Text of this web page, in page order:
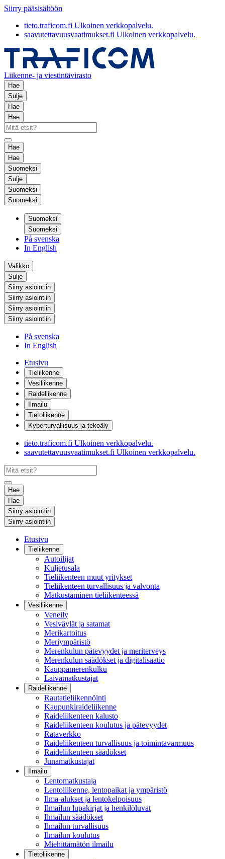
Siirry pääsisältöön
tieto.traficom.fi Ulkoinen verkkopalvelu.
saavutettavuusvaatimukset.fi Ulkoinen verkkopalvelu.
Liikenne- ja viestintävirasto
Hae
Sulje
Hae
Hae
Hae
Hae
Suomeksi
Sulje
Suomeksi
Suomeksi
Suomeksi
Suomeksi
På svenska
In English
Valikko
Sulje
Siirry asiointiin
Siirry asiointiin
Siirry asiointiin
Siirry asiointiin
På svenska
In English
Etusivu
Tieliikenne
Vesiliikenne
Raideliikenne
Ilmailu
Tietoliikenne
Kyberturvallisuus ja tekoäly
tieto.traficom.fi Ulkoinen verkkopalvelu.
saavutettavuusvaatimukset.fi Ulkoinen verkkopalvelu.
Hae
Hae
Siirry asiointiin
Siirry asiointiin
Etusivu
Tieliikenne
Autoilijat
Kuljetusala
Tieliikenteen muut yritykset
Tieliikenteen turvallisuus ja valvonta
Matkustaminen tieliikenteessä
Vesiliikenne
Veneily
Vesiväylät ja satamat
Merikartoitus
Meriympäristö
Merenkulun pätevyydet ja meriterveys
Merenkulun säädökset ja digitalisaatio
Kauppamerenkulku
Laivamatkustajat
Raideliikenne
Rautatieliikennöinti
Kaupunkiraideliikenne
Raideliikenteen kalusto
Raideliikenteen koulutus ja pätevyydet
Rataverkko
Raideliikenteen turvallisuus ja toimintavarmuus
Raideliikenteen säädökset
Junamatkustajat
Ilmailu
Lentomatkustaja
Lentoliikenne, lentopaikat ja ympäristö
Ilma-alukset ja lentokelpoisuus
Ilmailun lupakirjat ja henkilöluvat
Ilmailun säädökset
Ilmailun turvallisuus
Ilmailun koulutus
Miehittämätön ilmailu
Tietoliikenne